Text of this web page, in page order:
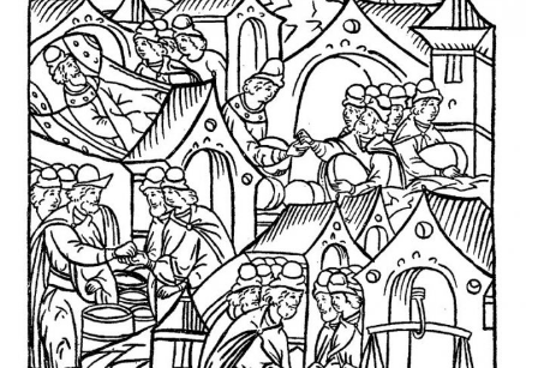
Понятно, что такие аргументы были скорее
плодом изощренного ума. Но христианство на
Руси с самого начала придерживалось именно
этой «хлебной» традиции. Что, в общем,
объяснимо – именно кислый хлеб и был основой
питания наших предков.
И действительно, многие рецепты выпечки хлеба
были заимствованы мирской об­щерусской кухней
из монастырей, где монахи в качестве дрожжей
ис­пользовали квас. Об этом говорится в житии